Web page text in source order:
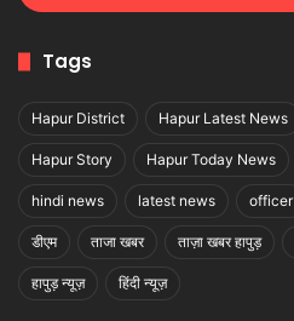
Tags
Hapur District Hapur Latest News
Hapur Story Hapur Today News
hindi news latest news officer
डीएम ताजा खबर ताज़ा खबर हापुड़
हापुड़ न्यूज़ हिंदी न्यूज़